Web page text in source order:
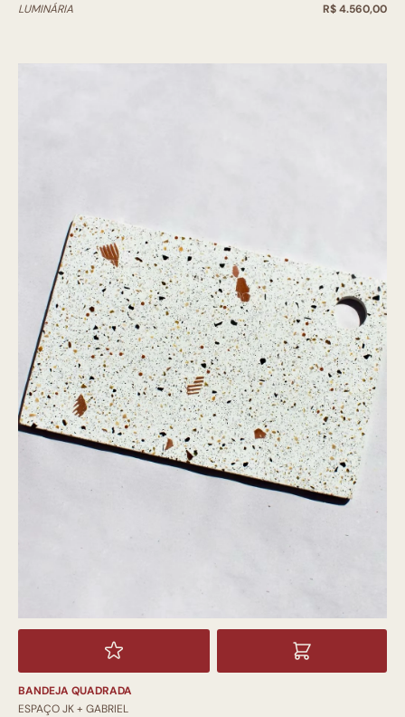
LUMINÁRIA
R$ 4.560,00
BANDEJA QUADRADA
ESPAÇO JK + GABRIEL